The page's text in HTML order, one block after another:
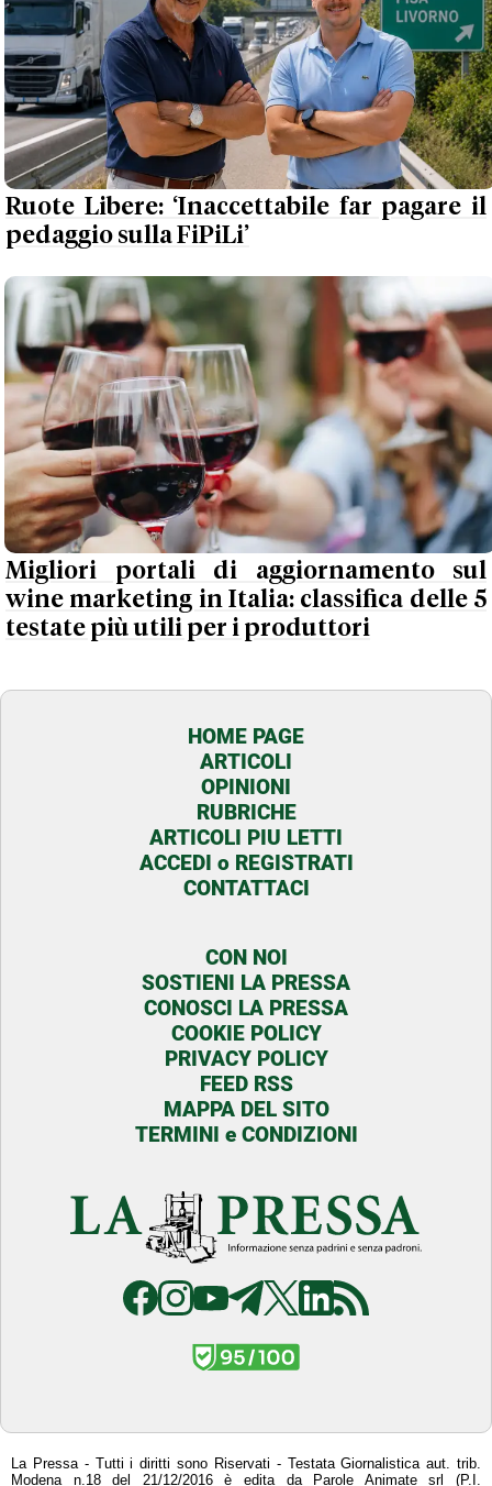
Ruote Libere: ‘Inaccettabile far pagare il
pedaggio sulla FiPiLi’
Migliori portali di aggiornamento sul
wine marketing in Italia: classifica delle 5
testate più utili per i produttori
HOME PAGE
ARTICOLI
OPINIONI
RUBRICHE
ARTICOLI PIU LETTI
ACCEDI o REGISTRATI
CONTATTACI
CON NOI
SOSTIENI LA PRESSA
CONOSCI LA PRESSA
COOKIE POLICY
PRIVACY POLICY
FEED RSS
MAPPA DEL SITO
TERMINI e CONDIZIONI
La Pressa - Tutti i diritti sono Riservati - Testata Giornalistica aut. trib.
Modena n.18 del 21/12/2016 è edita da Parole Animate srl (P.I.